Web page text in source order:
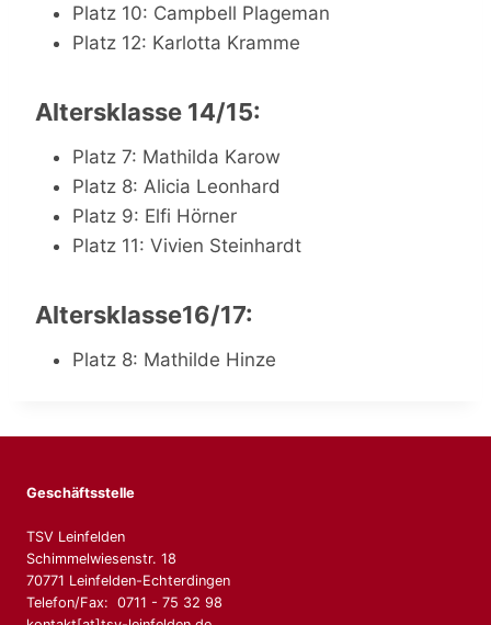
Platz 10: Campbell Plageman
Platz 12: Karlotta Kramme
Altersklasse 14/15:
Platz 7: Mathilda Karow
Platz 8: Alicia Leonhard
Platz 9: Elfi Hörner
Platz 11: Vivien Steinhardt
Altersklasse16/17:
Platz 8: Mathilde Hinze
Geschäftsstelle
TSV Leinfelden
Schimmelwiesenstr. 18
70771 Leinfelden-Echterdingen
Telefon/Fax: 0711 - 75 32 98